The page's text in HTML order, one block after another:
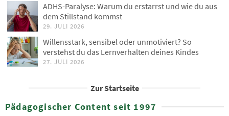
ADHS-Paralyse: Warum du erstarrst und wie du aus
dem Stillstand kommst
29. JULI 2026
Willensstark, sensibel oder unmotiviert? So
verstehst du das Lernverhalten deines Kindes
27. JULI 2026
Zur Startseite
Pädagogischer Content seit 1997